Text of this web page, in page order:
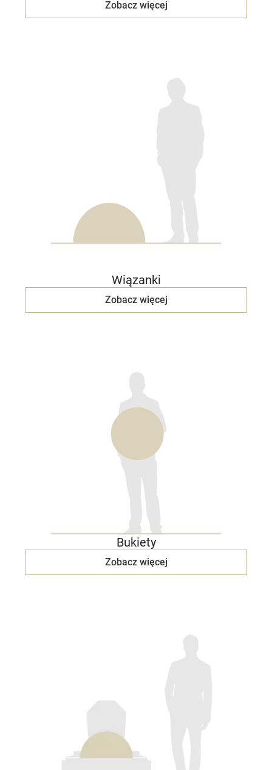
Zobacz więcej
Wiązanki
Zobacz więcej
Bukiety
Zobacz więcej